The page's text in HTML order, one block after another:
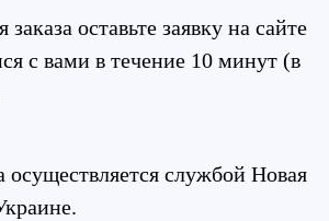
оставьте заявку на сайте
с вами в течение 10 минут (в
осуществляется службой Новая